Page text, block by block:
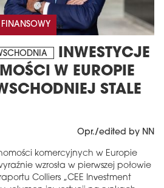
FINANSOWY
INWESTYCJE
W EUROPIE
STALE
Opr./edited by NN
komercyjnych w Europie
wzrosła w pierwszej połowie
Colliers „CEE Investment